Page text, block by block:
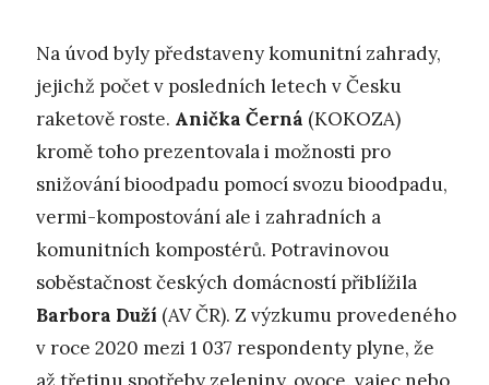
Na úvod byly představeny komunitní zahrady,
jejichž počet v posledních letech v Česku
raketově roste. Anička Černá (KOKOZA)
kromě toho prezentovala i možnosti pro
snižování bioodpadu pomocí svozu bioodpadu,
vermi-kompostování ale i zahradních a
komunitních kompostérů. Potravinovou
soběstačnost českých domácností přiblížila
Barbora Duží (AV ČR). Z výzkumu provedeného
v roce 2020 mezi 1 037 respondenty plyne, že